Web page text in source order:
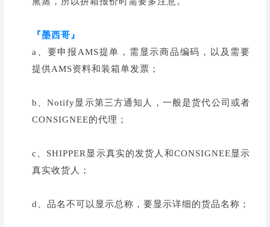
『墨西哥』
a、要申报AMS提单，需显示商品编码，以及需要
提供AMS资料和装箱单发票；
b、Notify显示第三方通知人，一般是货代公司或者
CONSIGNEE的代理；
c、SHIPPER显示真实的发货人和CONSIGNEE显示
真实收货人；
d、品名不可以显示总称，要显示详细的货品名称；